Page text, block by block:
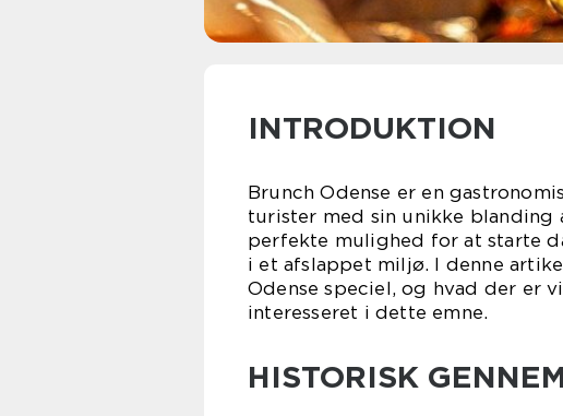
INTRODUKTION
Brunch Odense er en
turister med sin unikke blanding
perfekte mulighed for at starte
i et afslappet miljø. I denne
Odense speciel, og hvad der er
interesseret i dette emne.
HISTORISK